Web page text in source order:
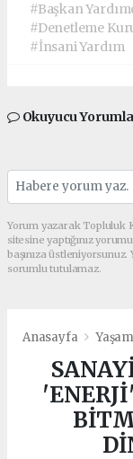
#Başkan
#Denetleme
#İnsani Yardım
Okuyucu
Yorum yazarak Topluluk
sitesine yaptığınız
başınıza
sorumlu tutulamaz.
Anasayfa Yaşam